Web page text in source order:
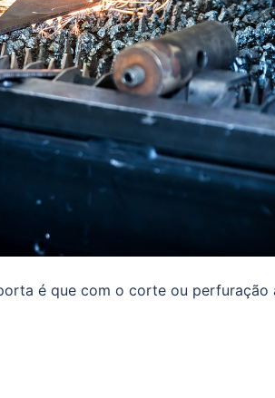
é que com o corte ou perfuração